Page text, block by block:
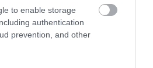
to enable storage
authentication
prevention, and other
και
σε
Απάτη-σοκ στην